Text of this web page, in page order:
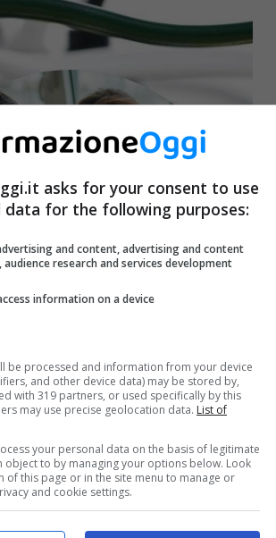
– informazioneoggi.it
dai piccoli caricabatterie ai
può trasformarsi in un
asks for your consent to use
data for the following purposes:
and content, advertising and content
research and services development
information on a device
be processed and information from your device
and other device data) may be stored by,
with 319 partners, or used specifically by this
may use precise geolocation data. List of
your personal data on the basis of legitimate
object to by managing your options below. Look
of this page or in the site menu to manage or
and cookie settings.